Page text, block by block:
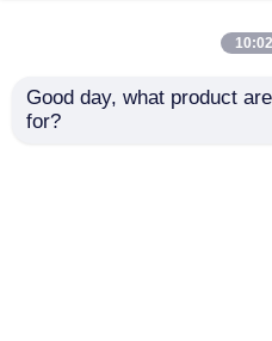
Good day, what product
for?